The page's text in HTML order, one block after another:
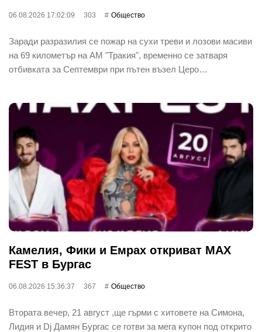
06.08.2026 17:02:09 303 Общество
Заради разразилия се пожар на сухи треви и лозови масиви
на 69 километър на АМ "Тракия", временно се затваря
отбивката за Септември при пътен възел Церо…
Камелия, Фики и Емрах откриват MAX
FEST в Бургас
06.08.2026 15:36:37 367 Общество
Втората вечер, 21 август ,ще гърми с хитовете на Симона,
Лидия и Dj Дамян Бургас се готви за мега купон под открито